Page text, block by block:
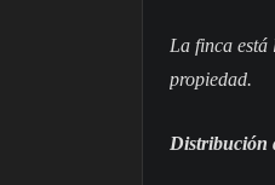
La finca está
propiedad.
Distribución